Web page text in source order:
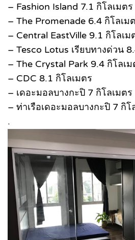
– Fashion Island 7.1 กิโลเมตร
– The Promenade 6.4 กิโลเม
– Central EastVille 9.1 กิโลเม
– Tesco Lotus เรียบทางด่วน
– The Crystal Park 9.4 กิโลเม
– CDC 8.1 กิโลเมตร
– เดอะมอลบางกะปิ 7 กิโลเมตร
– ท่าเรือเดอะมอลบางกะปิ 7 กิโ
.